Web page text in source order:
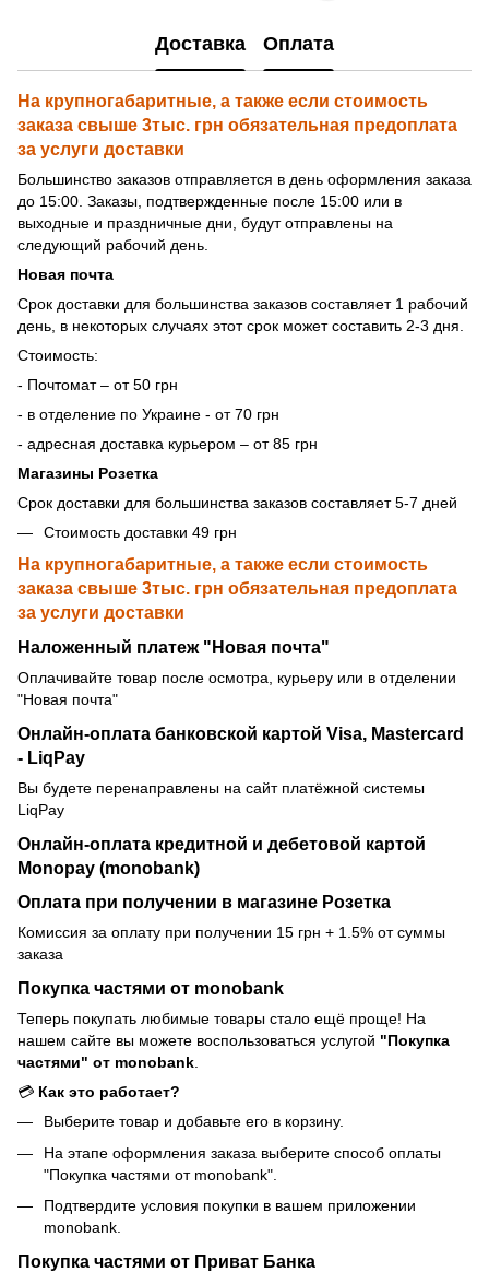
Доставка Оплата
На крупногабаритные, а также если стоимость
заказа свыше 3тыс. грн обязательная предоплата
за услуги доставки
Большинство заказов отправляется в день оформления заказа
до 15:00. Заказы, подтвержденные после 15:00 или в
выходные и праздничные дни, будут отправлены на
следующий рабочий день.
Новая почта
Срок доставки для большинства заказов составляет 1 рабочий
день, в некоторых случаях этот срок может составить 2-3 дня.
Стоимость:
- Почтомат – от 50 грн
- в отделение по Украине - от 70 грн
- адресная доставка курьером – от 85 грн
Магазины Розетка
Срок доставки для большинства заказов составляет 5-7 дней
Стоимость доставки 49 грн
На крупногабаритные, а также если стоимость
заказа свыше 3тыс. грн обязательная предоплата
за услуги доставки
Наложенный платеж "Новая почта"
Оплачивайте товар после осмотра, курьеру или в отделении
"Новая почта"
Онлайн-оплата банковской картой Visa, Mastercard
- LiqPay
Вы будете перенаправлены на сайт платёжной системы
LiqPay
Онлайн-оплата кредитной и дебетовой картой
Monopay (monobank)
Оплата при получении в магазине Розетка
Комиссия за оплату при получении 15 грн + 1.5% от суммы
заказа
Покупка частями от monobank
Теперь покупать любимые товары стало ещё проще! На
нашем сайте вы можете воспользоваться услугой "Покупка
частями" от monobank
💳 Как это работает?
Выберите товар и добавьте его в корзину.
На этапе оформления заказа выберите способ оплаты
"Покупка частями от monobank".
Подтвердите условия покупки в вашем приложении
monobank.
Покупка частями от Приват Банка